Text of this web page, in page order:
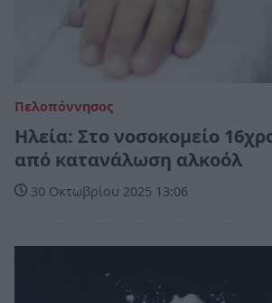
Πελοπόννησος
Ηλεία: Στο νοσοκομείο
από κατανάλωση αλκοόλ
30 Οκτωβρίου 2025 13:06